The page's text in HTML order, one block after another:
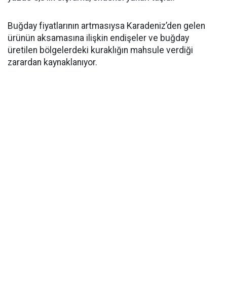
Buğday fiyatlarının artmasıysa Karadeniz’den gelen
ürünün aksamasına ilişkin endişeler ve buğday
üretilen bölgelerdeki kuraklığın mahsule verdiği
zarardan kaynaklanıyor.